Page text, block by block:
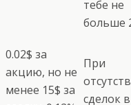
тебе не
больше
0.02$ за
акцию, но не
менее 15$ за
При
сделок в